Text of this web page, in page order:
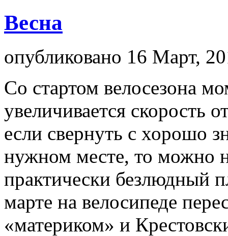
Весна
опубликовано 16 Март,
Со стартом велосезона
увеличивается скорость
если свернуть с хорошо
нужном месте, то можно
практически безлюдный
марте на велосипеде
«материком» и